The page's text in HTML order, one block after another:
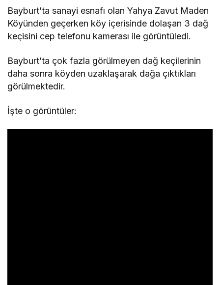
Bayburt’ta sanayi esnafı olan Yahya Zavut Maden
Köyünden geçerken köy içerisinde dolaşan 3 dağ
keçisini cep telefonu kamerası ile görüntüledi.
Bayburt’ta çok fazla görülmeyen dağ keçilerinin
daha sonra köyden uzaklaşarak dağa çıktıkları
görülmektedir.
İşte o görüntüler: